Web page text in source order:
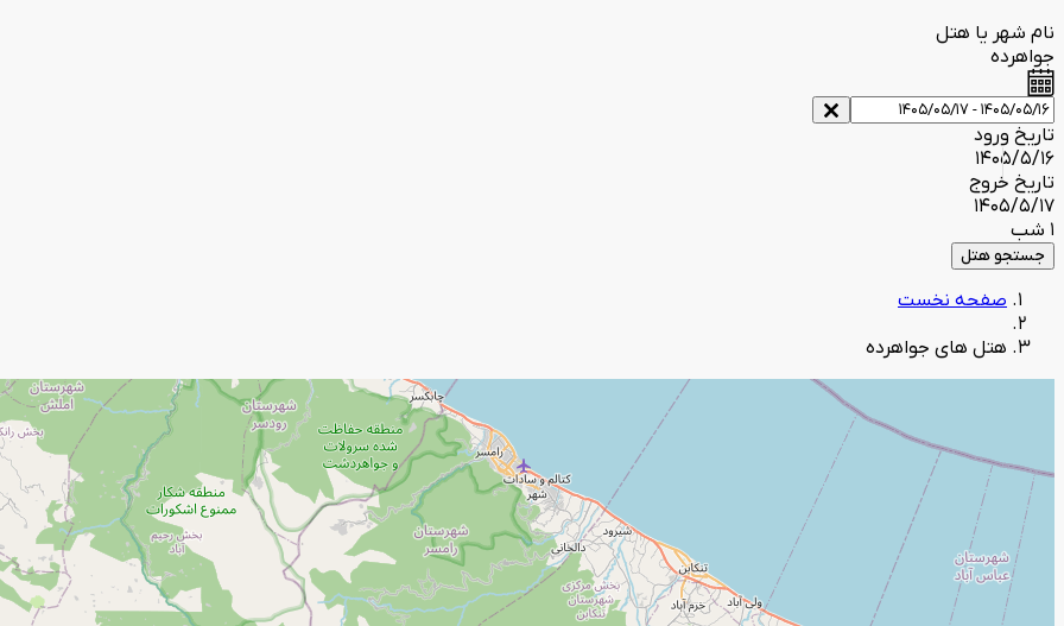
نام شهر یا هتل
جواهرده
تاریخ ورود
1405/5/16
تاریخ خروج
1405/5/17
1 شب
جستجو هتل
صفحه نخست
هتل های جواهرده